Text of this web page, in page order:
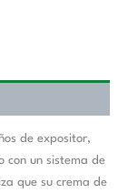
de expositor,
con un sistema de
que su crema de